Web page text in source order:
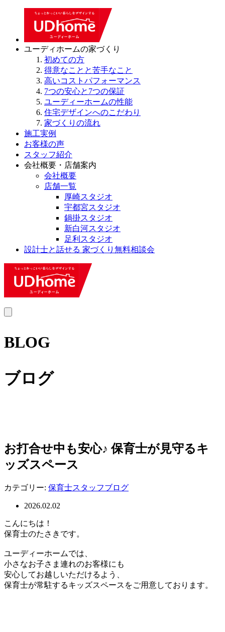
ユーディホームの家づくり
初めての方
得意なことと苦手なこと
高いコストパフォーマンス
7つの安心と7つの保証
ユーディーホームの性能
住宅デザインへのこだわり
家づくりの流れ
施工実例
お客様の声
スタッフ紹介
会社概要・店舗案内
会社概要
店舗一覧
厚崎スタジオ
宇都宮スタジオ
鍋掛スタジオ
新白河スタジオ
足利スタジオ
設計士と話せる 家づくり無料相談会
MENU
BLOG
ブログ
お打合せ中も安心♪ 保育士が見守るキ
ッズスペース
カテゴリー: 保育士スタッフブログ
2026.02.02
こんにちは！
保育士のたさきです。
ユーディーホームでは、
小さなお子さま連れのお客様にも
安心してお越しいただけるよう、
保育士が常駐するキッズスペースをご用意しております。